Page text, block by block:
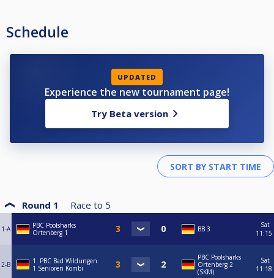
Schedule
UPDATED
Experience the new tournament page!
Try Beta version
Round 1 Race to 5
1-A
PBC Poolsharks
Ortenberg 1
BB 3
Sat
11:15
2-B
1. PBC Bad Wildungen
1 Senioren Kombi
PBC Poolsharks
Ortenberg 2
(SKM)
Sat
11:18